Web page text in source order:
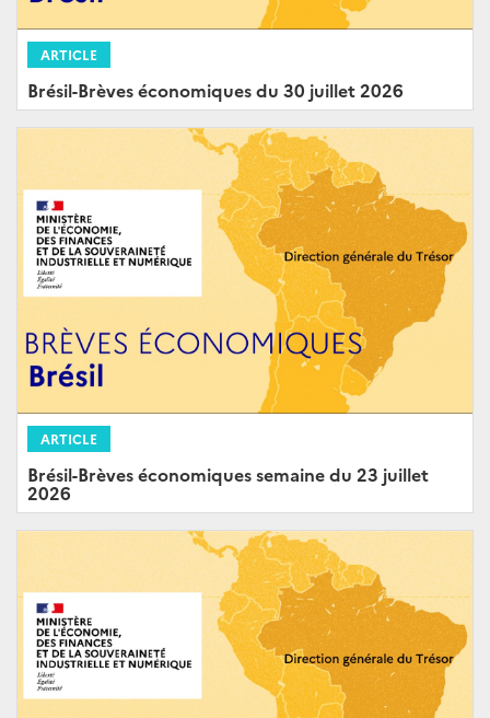
ARTICLE
Brésil-Brèves économiques du 30 juillet 2026
ARTICLE
Brésil-Brèves économiques semaine du 23 juillet
2026